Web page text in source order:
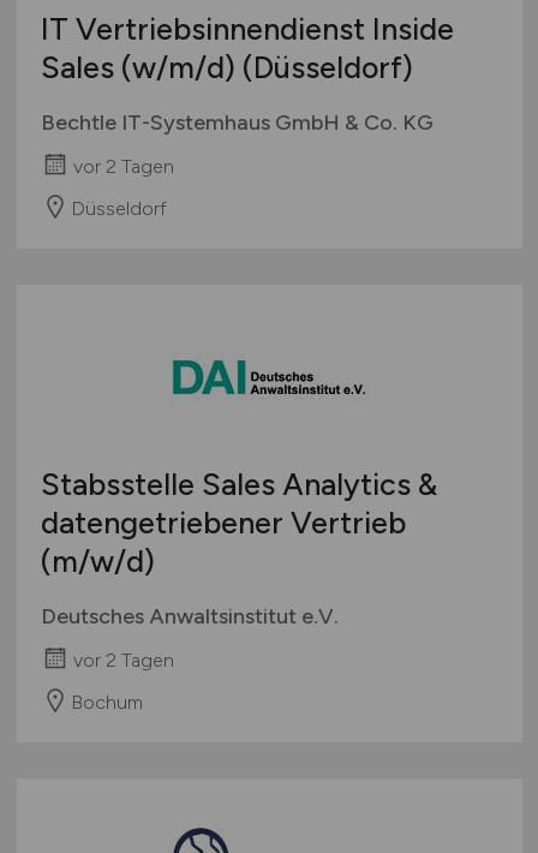
IT Vertriebsinnendienst Inside
Sales (w/m/d) (Düsseldorf)
Bechtle IT-Systemhaus GmbH & Co. KG
vor 2 Tagen
Düsseldorf
Stabsstelle Sales Analytics &
datengetriebener Vertrieb
(m/w/d)
Deutsches Anwaltsinstitut e.V.
vor 2 Tagen
Bochum